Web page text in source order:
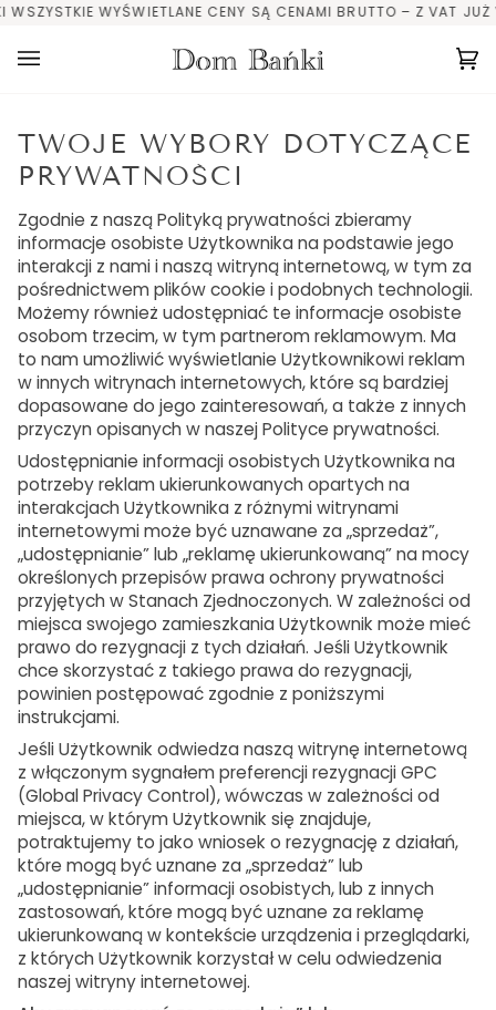
Skip
content
WYŚWIETLANE CENY SĄ CENAMI BRUTTO – Z VAT
TWOJE WYBORY DOTYCZĄCE
PRYWATNOŚCI
Zgodnie z naszą Polityką prywatności zbieramy
informacje osobiste Użytkownika na podstawie jego
interakcji z nami i naszą witryną internetową, w tym za
pośrednictwem plików cookie i podobnych technologii.
Możemy również udostępniać te informacje osobiste
osobom trzecim, w tym partnerom reklamowym. Ma
to nam umożliwić wyświetlanie Użytkownikowi reklam
w innych witrynach internetowych, które są bardziej
dopasowane do jego zainteresowań, a także z innych
przyczyn opisanych w naszej Polityce prywatności.
Udostępnianie informacji osobistych Użytkownika na
potrzeby reklam ukierunkowanych opartych na
interakcjach Użytkownika z różnymi witrynami
internetowymi może być uznawane za „sprzedaż”,
„udostępnianie” lub „reklamę ukierunkowaną” na mocy
określonych przepisów prawa ochrony prywatności
przyjętych w Stanach Zjednoczonych. W zależności od
miejsca swojego zamieszkania Użytkownik może mieć
prawo do rezygnacji z tych działań. Jeśli Użytkownik
chce skorzystać z takiego prawa do rezygnacji,
powinien postępować zgodnie z poniższymi
instrukcjami.
Jeśli Użytkownik odwiedza naszą witrynę internetową
z włączonym sygnałem preferencji rezygnacji GPC
(Global Privacy Control), wówczas w zależności od
miejsca, w którym Użytkownik się znajduje,
potraktujemy to jako wniosek o rezygnację z działań,
które mogą być uznane za „sprzedaż” lub
„udostępnianie” informacji osobistych, lub z innych
zastosowań, które mogą być uznane za reklamę
ukierunkowaną w kontekście urządzenia i przeglądarki,
z których Użytkownik korzystał w celu odwiedzenia
naszej witryny internetowej.